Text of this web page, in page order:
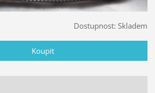
Dostupnost: Skladem